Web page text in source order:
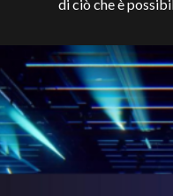
di ciò che è